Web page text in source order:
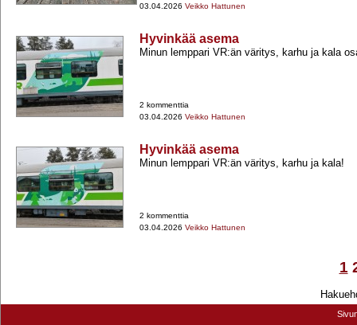
03.04.2026 Veikko Hattunen
Hyvinkää asema
Minun lemppari VR:än väritys, karhu ja kala
2 kommenttia
03.04.2026 Veikko Hattunen
Hyvinkää asema
Minun lemppari VR:än väritys, karhu ja kala!
2 kommenttia
03.04.2026 Veikko Hattunen
1